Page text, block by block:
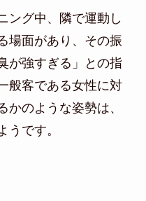
ング中、隣で運動し
場面があり、その振
が強すぎる」との指
般客である女性に対
かのような姿勢は、
うです。